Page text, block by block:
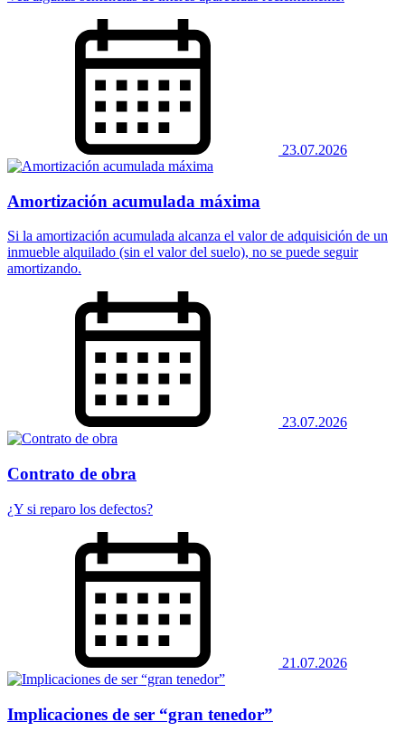
23.07.2026
Amortización acumulada máxima
Si la amortización acumulada alcanza el valor de adquisición de un
inmueble alquilado (sin el valor del suelo), no se puede seguir
amortizando.
23.07.2026
Contrato de obra
¿Y si reparo los defectos?
21.07.2026
Implicaciones de ser “gran tenedor”